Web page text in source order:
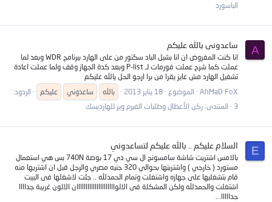
الباسورد
A ساعدونى بالله عليكم
انا كنت المفروض ان انا بشيل الباد سكتور من على الهارد ببرنامج WDR وبعد لما
عملت كما شرح عملت فورمات لـ P-list وبعد كدة الجهاز وقف ولما عملت اعادة
تشغيل الهارد مش عايز يقرا من برا ارجو الحل يالله عليكم
AhMaD FoX
الموضوع 18 يناير 2013 بالله ساعدوني عليكم
الردود:
3
المنتدى: ركن الأعطال وطلبات الفيرم وير للهارديسك
E السلام عليكم .. بالله عليكم لتساعدوني
بالامس اشتريت شاشة سامسونج ال سي دي 17 بوصة 740N بس هي استعمال
مستورد ( خارجي ) واشتريتها بحوالي 320 جنيه مصري والرجل قبل ان اشتريها منه
قام بتشغليها على جهازه واشتغلت وتمام الحمدلله .. جئت لاشغلها فى البيت
اشتغلت والحمدلله ولكن المشكلة فى الالوااااااااااااااااااااان الالون غريبة جداااا
جدااااا...